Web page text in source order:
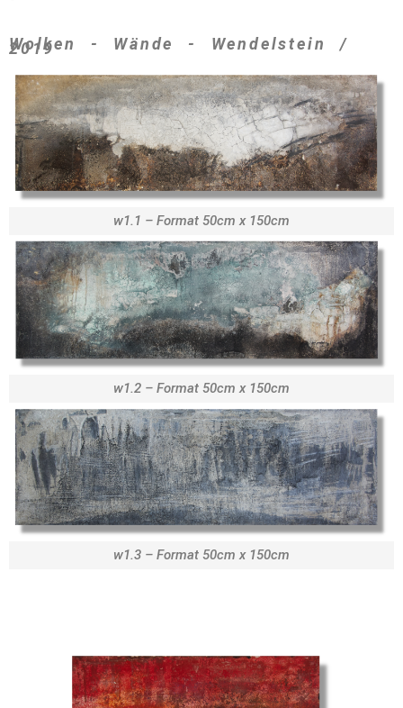
Wolken - Wände - Wendelstein /
2019
w1.1 – Format 50cm x 150cm
w1.2 – Format 50cm x 150cm
w1.3 – Format 50cm x 150cm